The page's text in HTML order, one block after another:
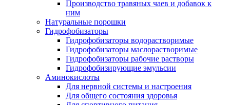
Производство травяных чаев и добавок к
ним
Натуральные порошки
Гидрофобизаторы
Гидрофобизаторы водорастворимые
Гидрофобизаторы маслорастворимые
Гидрофобизаторы рабочие растворы
Гидрофобизирующие эмульсии
Аминокислоты
Для нервной системы и настроения
Для общего состояния здоровья